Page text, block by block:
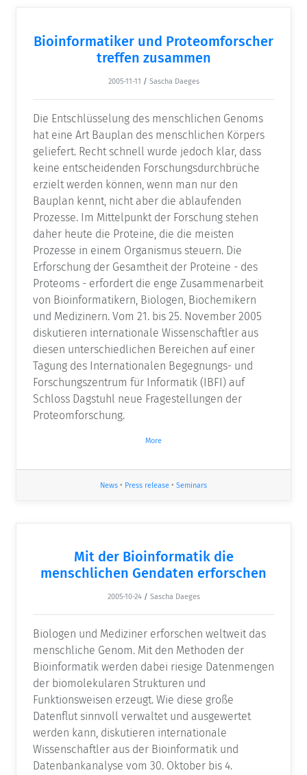
Bioinformatiker und Proteomforscher
treffen zusammen
2005-11-11 / Sascha Daeges
Die Entschlüsselung des menschlichen Genoms
hat eine Art Bauplan des menschlichen Körpers
geliefert. Recht schnell wurde jedoch klar, dass
keine entscheidenden Forschungsdurchbrüche
erzielt werden können, wenn man nur den
Bauplan kennt, nicht aber die ablaufenden
Prozesse. Im Mittelpunkt der Forschung stehen
daher heute die Proteine, die die meisten
Prozesse in einem Organismus steuern. Die
Erforschung der Gesamtheit der Proteine - des
Proteoms - erfordert die enge Zusammenarbeit
von Bioinformatikern, Biologen, Biochemikern
und Medizinern. Vom 21. bis 25. November 2005
diskutieren internationale Wissenschaftler aus
diesen unterschiedlichen Bereichen auf einer
Tagung des Internationalen Begegnungs- und
Forschungszentrum für Informatik (IBFI) auf
Schloss Dagstuhl neue Fragestellungen der
Proteomforschung.
More
News • Press release • Seminars
Mit der Bioinformatik die
menschlichen Gendaten erforschen
2005-10-24 / Sascha Daeges
Biologen und Mediziner erforschen weltweit das
menschliche Genom. Mit den Methoden der
Bioinformatik werden dabei riesige Datenmengen
der biomolekularen Strukturen und
Funktionsweisen erzeugt. Wie diese große
Datenflut sinnvoll verwaltet und ausgewertet
werden kann, diskutieren internationale
Wissenschaftler aus der Bioinformatik und
Datenbankanalyse vom 30. Oktober bis 4.